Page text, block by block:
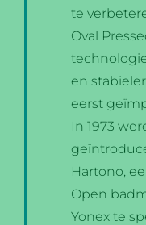
te
Oval
en
eerst
In 1973
Hartono,
Open
Yonex te